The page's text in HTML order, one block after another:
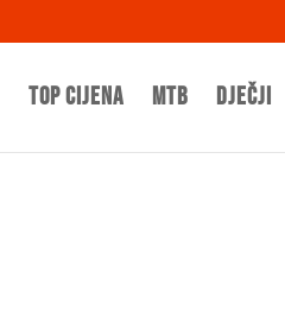
TOP CIJENA MTB Dječji